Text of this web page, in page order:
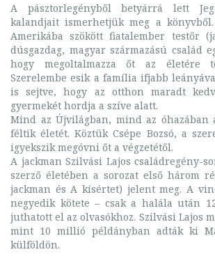
A pásztorlegényből betyárrá lett
kalandjait ismerhetjük meg a
Amerikába szökött fiatalember testőr
dúsgazdag, magyar származású család
hogy megoltalmazza őt az életére
Szerelembe esik a família ifjabb
is sejtve, hogy az otthon maradt
gyermekét hordja a szíve alatt.
Mind az Újvilágban, mind az óhazában
féltik életét. Köztük Csépe Bozsó, a
igyekszik megóvni őt a végzetétől.
A jackman Szilvási Lajos családregény-
szerző életében a sorozat első három
jackman és A kísértet) jelent meg. A
negyedik kötete – csak a halála után
juthatott el az olvasókhoz. Szilvási Lajos
mint 10 millió példányban adták ki
külföldön.